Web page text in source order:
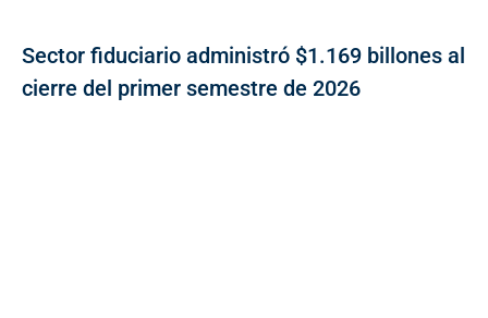
Sector fiduciario administró $1.169 billones al
cierre del primer semestre de 2026